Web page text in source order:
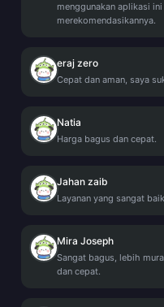
menggunakan aplikasi
merekomendasikannya.
eraj zero
Cepat dan aman, saya
Natia
Harga bagus dan cepat.
Jahan zaib
Layanan yang sangat
Mira Joseph
Sangat bagus, lebih
dan cepat.